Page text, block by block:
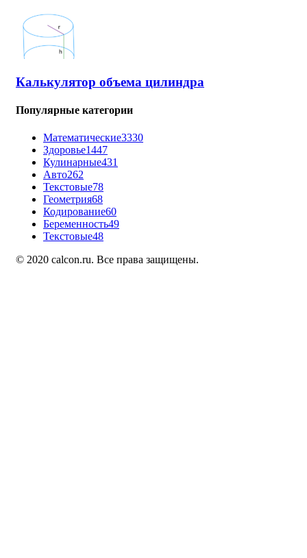
Калькулятор объема цилиндра
Популярные категории
Математические3330
Здоровье1447
Кулинарные431
Авто262
Текстовые78
Геометрия68
Кодирование60
Беременность49
Текстовые48
© 2020 calcon.ru. Все права защищены.